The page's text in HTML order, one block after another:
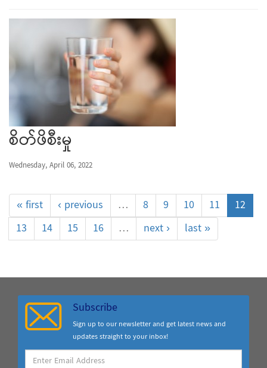
စိတ်ဖိစီးမှု
Wednesday, April 06, 2022
« first ‹ previous … 8 9 10 11
12
13
14 15 16 … next › last »
Subscribe
Sign up to our newsletter and get latest news and
updates straight to your inbox!